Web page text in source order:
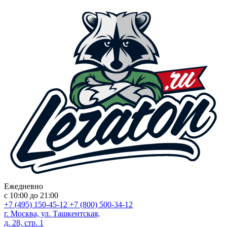
Ежедневно
с 10:00 до 21:00
+7 (495) 150-45-12 +7 (800) 500-34-12
г. Москва, ул. Ташкентская,
д. 28, стр. 1